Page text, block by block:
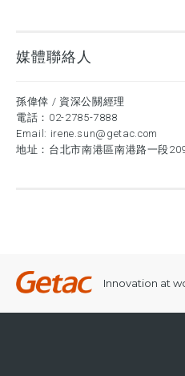
媒體聯絡人
孫偉倖 / 資深公關經理
電話： 02-2785-7888
Email: irene.sun@getac.com
地址：台北市南港區南港路一段
Innovation at